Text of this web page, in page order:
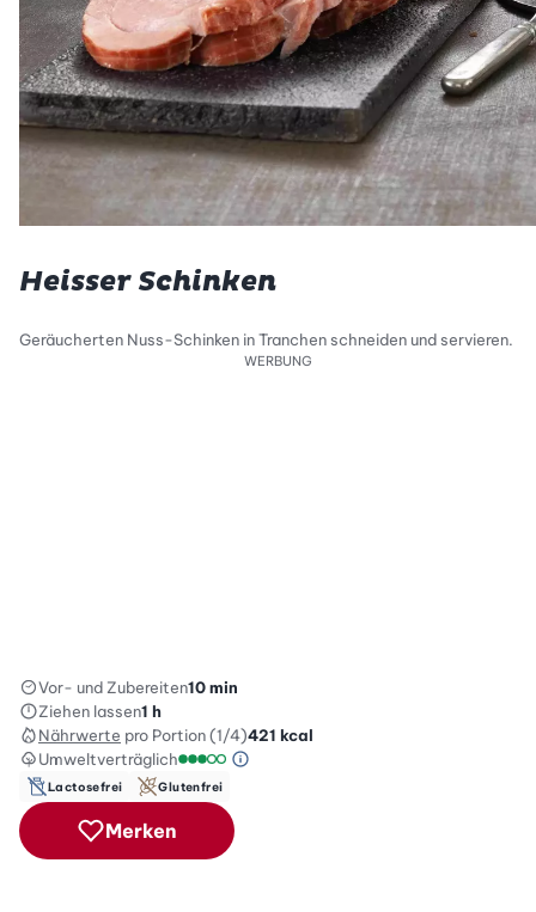
Heisser Schinken
Geräucherten Nuss-Schinken in Tranchen schneiden und servieren.
WERBUNG
Vor- und Zubereiten10 min
Ziehen lassen1 h
Nährwerte pro Portion (1/4)421 kcal
Umweltverträglich
Green Betty Skala Info
Lactosefrei Glutenfrei
Merken